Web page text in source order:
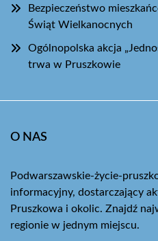
Bezpieczeństwo
Świąt Wielkanocnych
Ogólnopolska akcja
trwa w Pruszkowie
O NAS
Podwarszawskie-życie-
informacyjny, dostarczający
Pruszkowa i okolic. Znajdź
regionie w jednym miejscu.